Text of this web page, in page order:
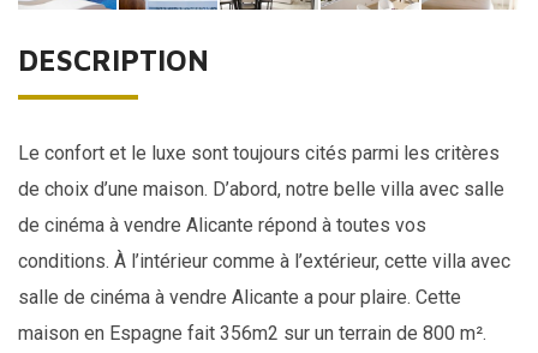
DESCRIPTION
Le confort et le luxe sont toujours cités parmi les critères
de choix d’une maison. D’abord, notre belle villa avec salle
de cinéma à vendre Alicante répond à toutes vos
conditions. À l’intérieur comme à l’extérieur, cette villa avec
salle de cinéma à vendre Alicante a pour plaire. Cette
maison en Espagne fait 356m2 sur un terrain de 800 m².